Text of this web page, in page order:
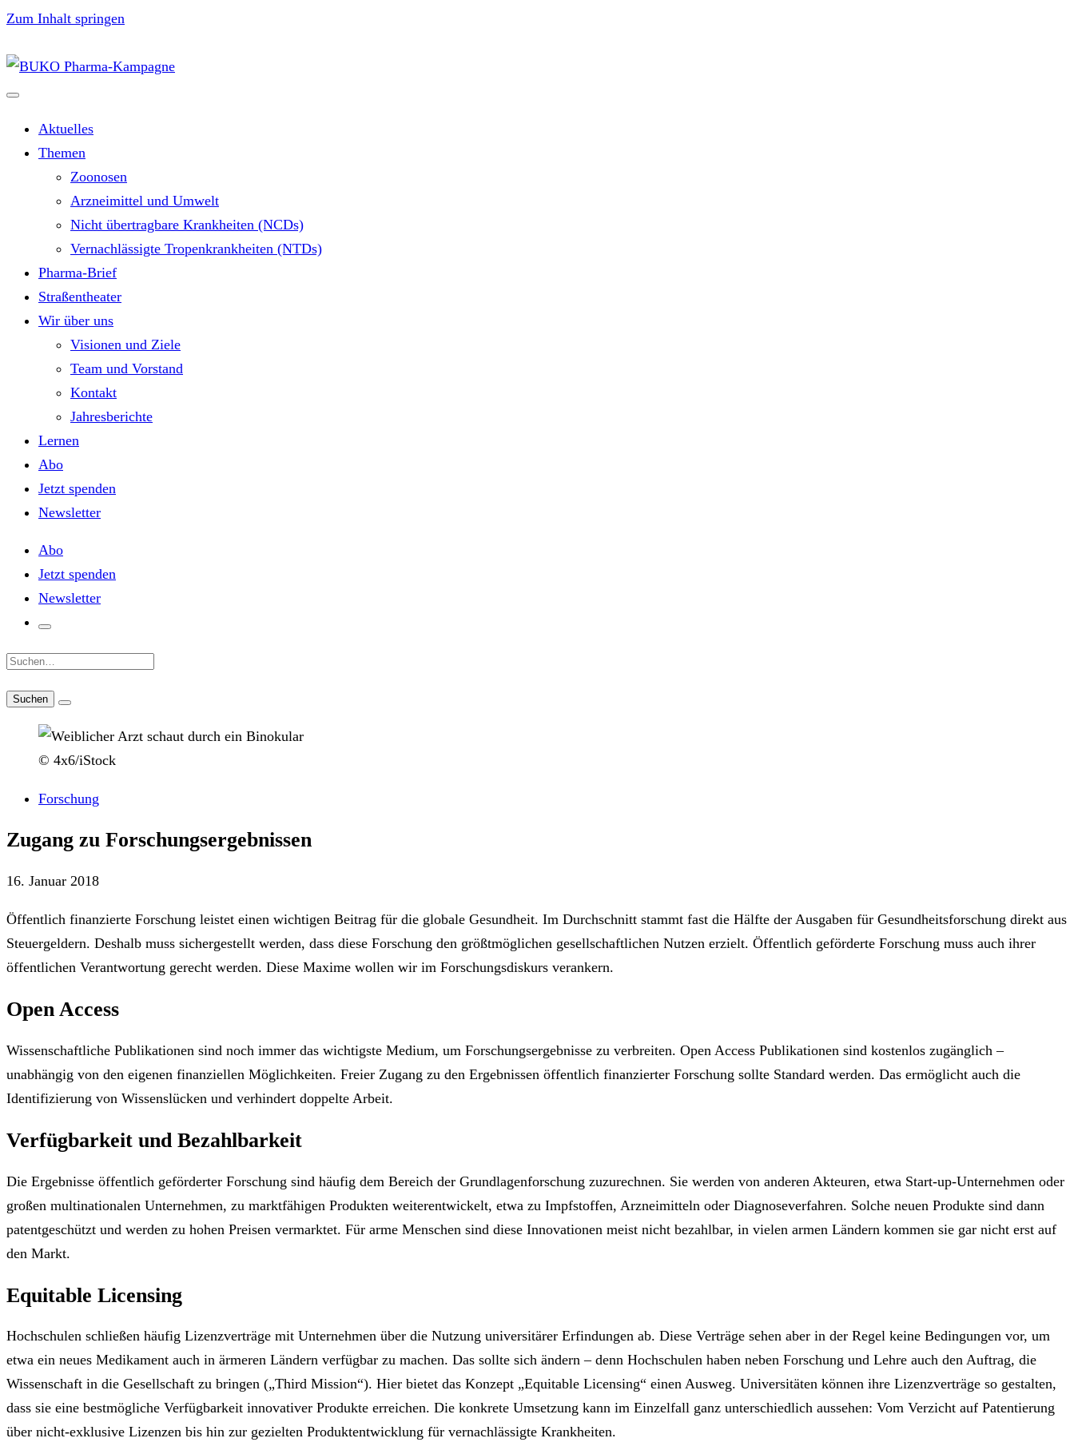
Zum Inhalt springen
Aktuelles
Themen
Zoonosen
Arzneimittel und Umwelt
Nicht übertragbare Krankheiten (NCDs)
Vernachlässigte Tropenkrankheiten (NTDs)
Pharma-Brief
Straßentheater
Wir über uns
Visionen und Ziele
Team und Vorstand
Kontakt
Jahresberichte
Lernen
Abo
Jetzt spenden
Newsletter
Abo
Jetzt spenden
Newsletter
Suche:
© 4x6/iStock
Forschung
Zugang zu Forschungsergebnissen
16. Januar 2018
Öffentlich finanzierte Forschung leistet einen wichtigen Beitrag für die globale Gesundheit. Im Durchschnitt stammt fast die Hälfte der Ausgaben für Gesundheitsforschung direkt aus
Steuergeldern. Deshalb muss sichergestellt werden, dass diese Forschung den größtmöglichen gesellschaftlichen Nutzen erzielt. Öffentlich geförderte Forschung muss auch ihrer
öffentlichen Verantwortung gerecht werden. Diese Maxime wollen wir im Forschungsdiskurs verankern.
Open Access
Wissenschaftliche Publikationen sind noch immer das wichtigste Medium, um Forschungsergebnisse zu verbreiten. Open Access Publikationen sind kostenlos zugänglich –
unabhängig von den eigenen finanziellen Möglichkeiten. Freier Zugang zu den Ergebnissen öffentlich finanzierter Forschung sollte Standard werden. Das ermöglicht auch die
Identifizierung von Wissenslücken und verhindert doppelte Arbeit.
Verfügbarkeit und Bezahlbarkeit
Die Ergebnisse öffentlich geförderter Forschung sind häufig dem Bereich der Grundlagenforschung zuzurechnen. Sie werden von anderen Akteuren, etwa Start-up-Unternehmen oder
großen multinationalen Unternehmen, zu marktfähigen Produkten weiterentwickelt, etwa zu Impfstoffen, Arzneimitteln oder Diagnoseverfahren. Solche neuen Produkte sind dann
patentgeschützt und werden zu hohen Preisen vermarktet. Für arme Menschen sind diese Innovationen meist nicht bezahlbar, in vielen armen Ländern kommen sie gar nicht erst auf
den Markt.
Equitable Licensing
Hochschulen schließen häufig Lizenzverträge mit Unternehmen über die Nutzung universitärer Erfindungen ab. Diese Verträge sehen aber in der Regel keine Bedingungen vor, um
etwa ein neues Medikament auch in ärmeren Ländern verfügbar zu machen. Das sollte sich ändern – denn Hochschulen haben neben Forschung und Lehre auch den Auftrag, die
Wissenschaft in die Gesellschaft zu bringen („Third Mission“). Hier bietet das Konzept „Equitable Licensing“ einen Ausweg. Universitäten können ihre Lizenzverträge so gestalten,
dass sie eine bestmögliche Verfügbarkeit innovativer Produkte erreichen. Die konkrete Umsetzung kann im Einzelfall ganz unterschiedlich aussehen: Vom Verzicht auf Patentierung
über nicht-exklusive Lizenzen bis hin zur gezielten Produktentwicklung für vernachlässigte Krankheiten.